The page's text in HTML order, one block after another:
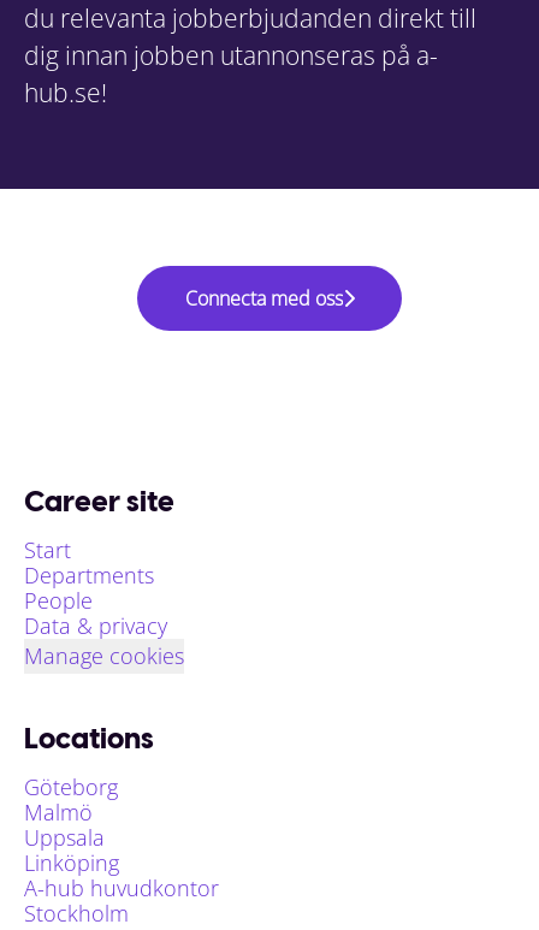
du relevanta jobberbjudanden direkt till
dig innan jobben utannonseras på a-
hub.se!
Connecta med oss
Career site
Start
Departments
People
Data & privacy
Manage cookies
Locations
Göteborg
Malmö
Uppsala
Linköping
A-hub huvudkontor
Stockholm